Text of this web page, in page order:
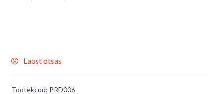
Laost otsas
Tootekood: PRD006